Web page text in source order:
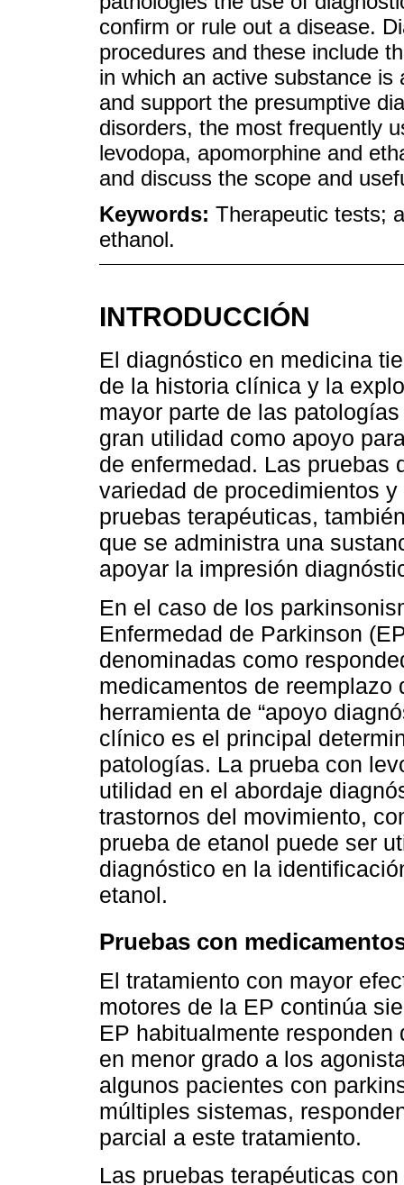
confirm or rule out a disease.
procedures and these include
in which an active substance
and support the presumptive
disorders, the most frequently
levodopa, apomorphine and
and discuss the scope and
Keywords: Therapeutic tests;
ethanol.
INTRODUCCIÓN
El diagnóstico en medicina
de la historia clínica y la
mayor parte de las
gran utilidad como apoyo
de enfermedad. Las pruebas
variedad de procedimientos
pruebas terapéuticas,
que se administra una
apoyar la impresión
En el caso de los
Enfermedad de Parkinson
denominadas como
medicamentos de
herramienta de “apoyo
clínico es el principal
patologías. La prueba con
utilidad en el abordaje
trastornos del movimiento,
prueba de etanol puede ser
diagnóstico en la
etanol.
Pruebas con
El tratamiento con mayor
motores de la EP continúa
EP habitualmente
en menor grado a los
algunos pacientes con
múltiples sistemas,
parcial a este tratamiento.
Las pruebas terapéuticas